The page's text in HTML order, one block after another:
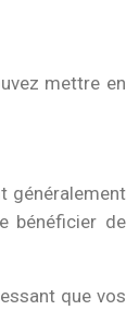
mettre en
généralement
bénéficier de
que vos